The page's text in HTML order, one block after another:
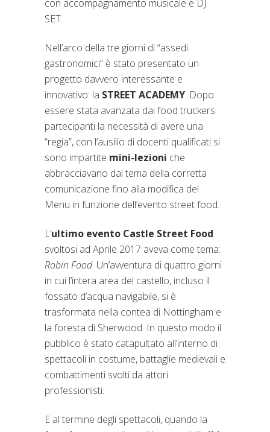
con accompagnamento musicale e DJ
SET.
Nell’arco della tre giorni di “assedi
gastronomici” è stato presentato un
progetto davvero interessante e
innovativo: la STREET ACADEMY. Dopo
essere stata avanzata dai food truckers
partecipanti la necessità di avere una
“regia”, con l’ausilio di docenti qualificati si
sono impartite mini-lezioni che
abbracciavano dal tema della corretta
comunicazione fino alla modifica del
Menu in funzione dell’evento street food.
L’ultimo evento Castle Street Food
svoltosi ad Aprile 2017 aveva come tema:
Robin Food. Un’avventura di quattro giorni
in cui l’intera area del castello, incluso il
fossato d’acqua navigabile, si è
trasformata nella contea di Nottingham e
la foresta di Sherwood. In questo modo il
pubblico è stato catapultato all’interno di
spettacoli in costume, battaglie medievali e
combattimenti svolti da attori
professionisti.
E al termine degli spettacoli, quando la